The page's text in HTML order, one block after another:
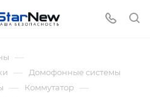
—
— Домофонные системы
— Коммутатор —